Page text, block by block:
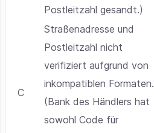
Postleitzahl gesandt.)
C
Straßenadresse und
Postleitzahl nicht
verifiziert aufgrund von
inkompatiblen Formaten.
(Bank des Händlers hat
sowohl Code für